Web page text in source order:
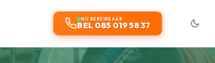
NU BEREIKBAAR
BEL 085 019 58 37